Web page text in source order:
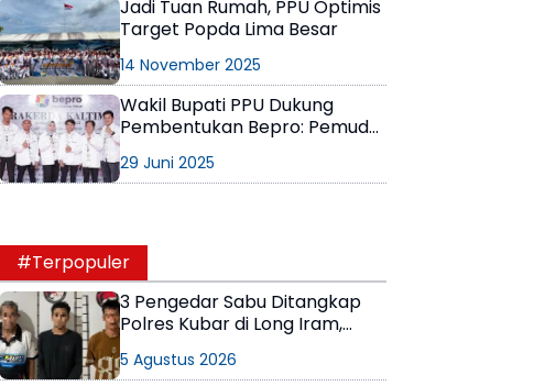
Jadi Tuan Rumah, PPU Optimis
Target Popda Lima Besar
14 November 2025
Wakil Bupati PPU Dukung
Pembentukan Bepro: Pemuda
29 Juni 2025
#Terpopuler
3 Pengedar Sabu Ditangkap
Polres Kubar di Long Iram,
5 Agustus 2026